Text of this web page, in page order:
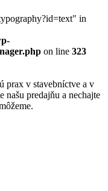
in
on line 323
prax v stavebníctve a v
našu predajňu a nechajte